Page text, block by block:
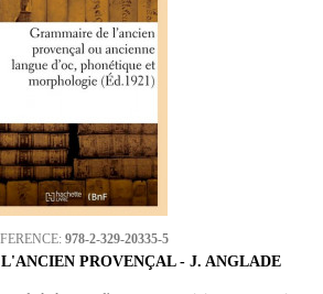
978-2-329-20335-5
PROVENÇAL - J. ANGLADE